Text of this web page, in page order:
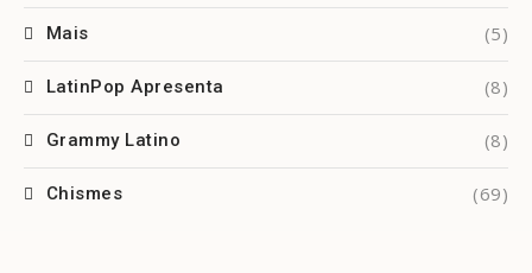
Mais (5)
LatinPop Apresenta (8)
Grammy Latino (8)
Chismes (69)